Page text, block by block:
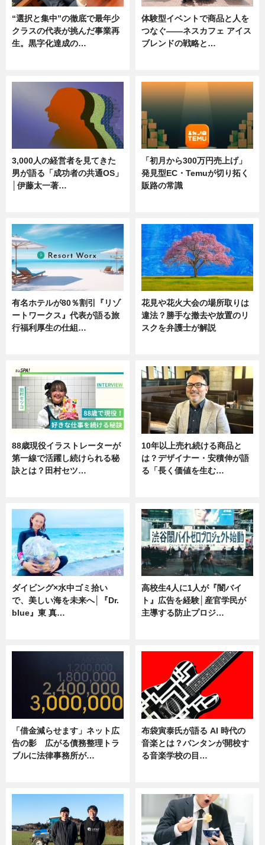
“選択と集中”の徹底で最年少
クラスの代表が挑んだ事業再
生。黒字化達成の…
体験型イベントで商品と人を
つなぐ――ネスカフェ アイス
ブレンドの戦略と…
3,000人の経営者を見てきた
男が語る「成功者の共通OS」
│伊藤太一著…
「初月から300万円売上げ」
発見型EC・Temuが切り拓く
販路の常識
有名ホテルが80％割引『リゾ
ートワークス』代表が語る旅
行福利厚生の仕組…
花見や花火大会の場所取りは
違法？勝手な撤去や放置のリ
スクを弁護士が解説
88歳現役イラストレーターが
第一線で活躍し続けられる秘
訣とは？田村セツ…
10年以上売れ続ける商品と
は？デザイナー・安積伸が語
る「長く価値を生む…
ダイビング×水中ゴミ拾い
で、美しい海を未来へ│『Dr.
blue』東 真…
高校生4人に1人が『闇バイ
ト』広告を経験│産官学民が
主導する防止プロジ…
「借金減らせます」ネット広
告の影 広がる債務整理トラ
ブルに法律事務所が…
布袋寅泰氏が語る AI 時代の
音楽とは？バンタンが開校す
る音楽学校の目…